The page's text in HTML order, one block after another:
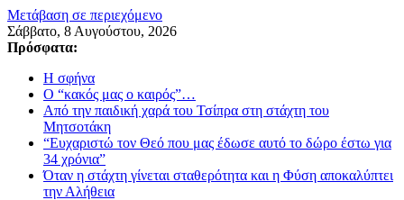
Μετάβαση σε περιεχόμενο
Σάββατο, 8 Αυγούστου, 2026
Πρόσφατα:
Η σφήνα
Ο “κακός μας ο καιρός”…
Από την παιδική χαρά του Τσίπρα στη στάχτη του
Μητσοτάκη
“Ευχαριστώ τον Θεό που μας έδωσε αυτό το δώρο έστω για
34 χρόνια”
Όταν η στάχτη γίνεται σταθερότητα και η Φύση αποκαλύπτει
την Αλήθεια